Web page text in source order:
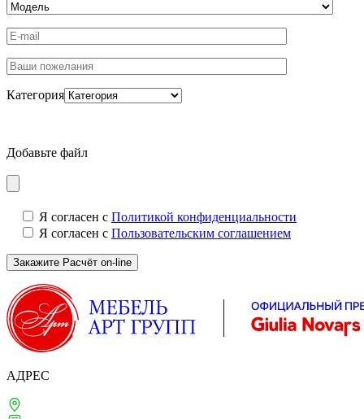
Категория
Добавьте файл
Я согласен с Политикой конфиденциальности
Я согласен с Пользовательским соглашением
АДРЕС